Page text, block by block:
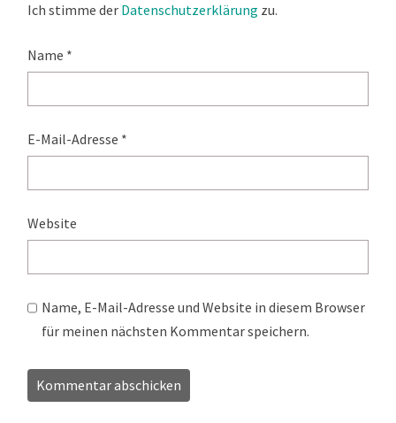
Ich stimme der Datenschutzerklärung zu.
Name *
E-Mail-Adresse *
Website
Name, E-Mail-Adresse und Website in diesem Browser
für meinen nächsten Kommentar speichern.